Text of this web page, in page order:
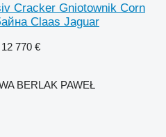
Cracker Gniotownik Corn
Claas Jaguar
770 €
BERLAK PAWEŁ